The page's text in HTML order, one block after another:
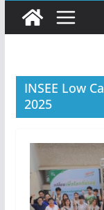
INSEE Low
2025